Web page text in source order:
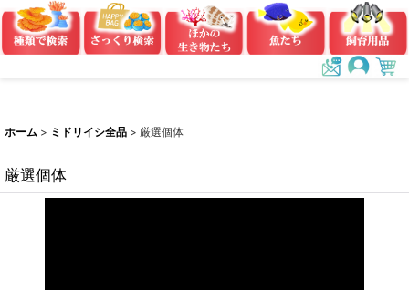
ホーム > ミドリイシ全品 > 厳選個体
厳選個体